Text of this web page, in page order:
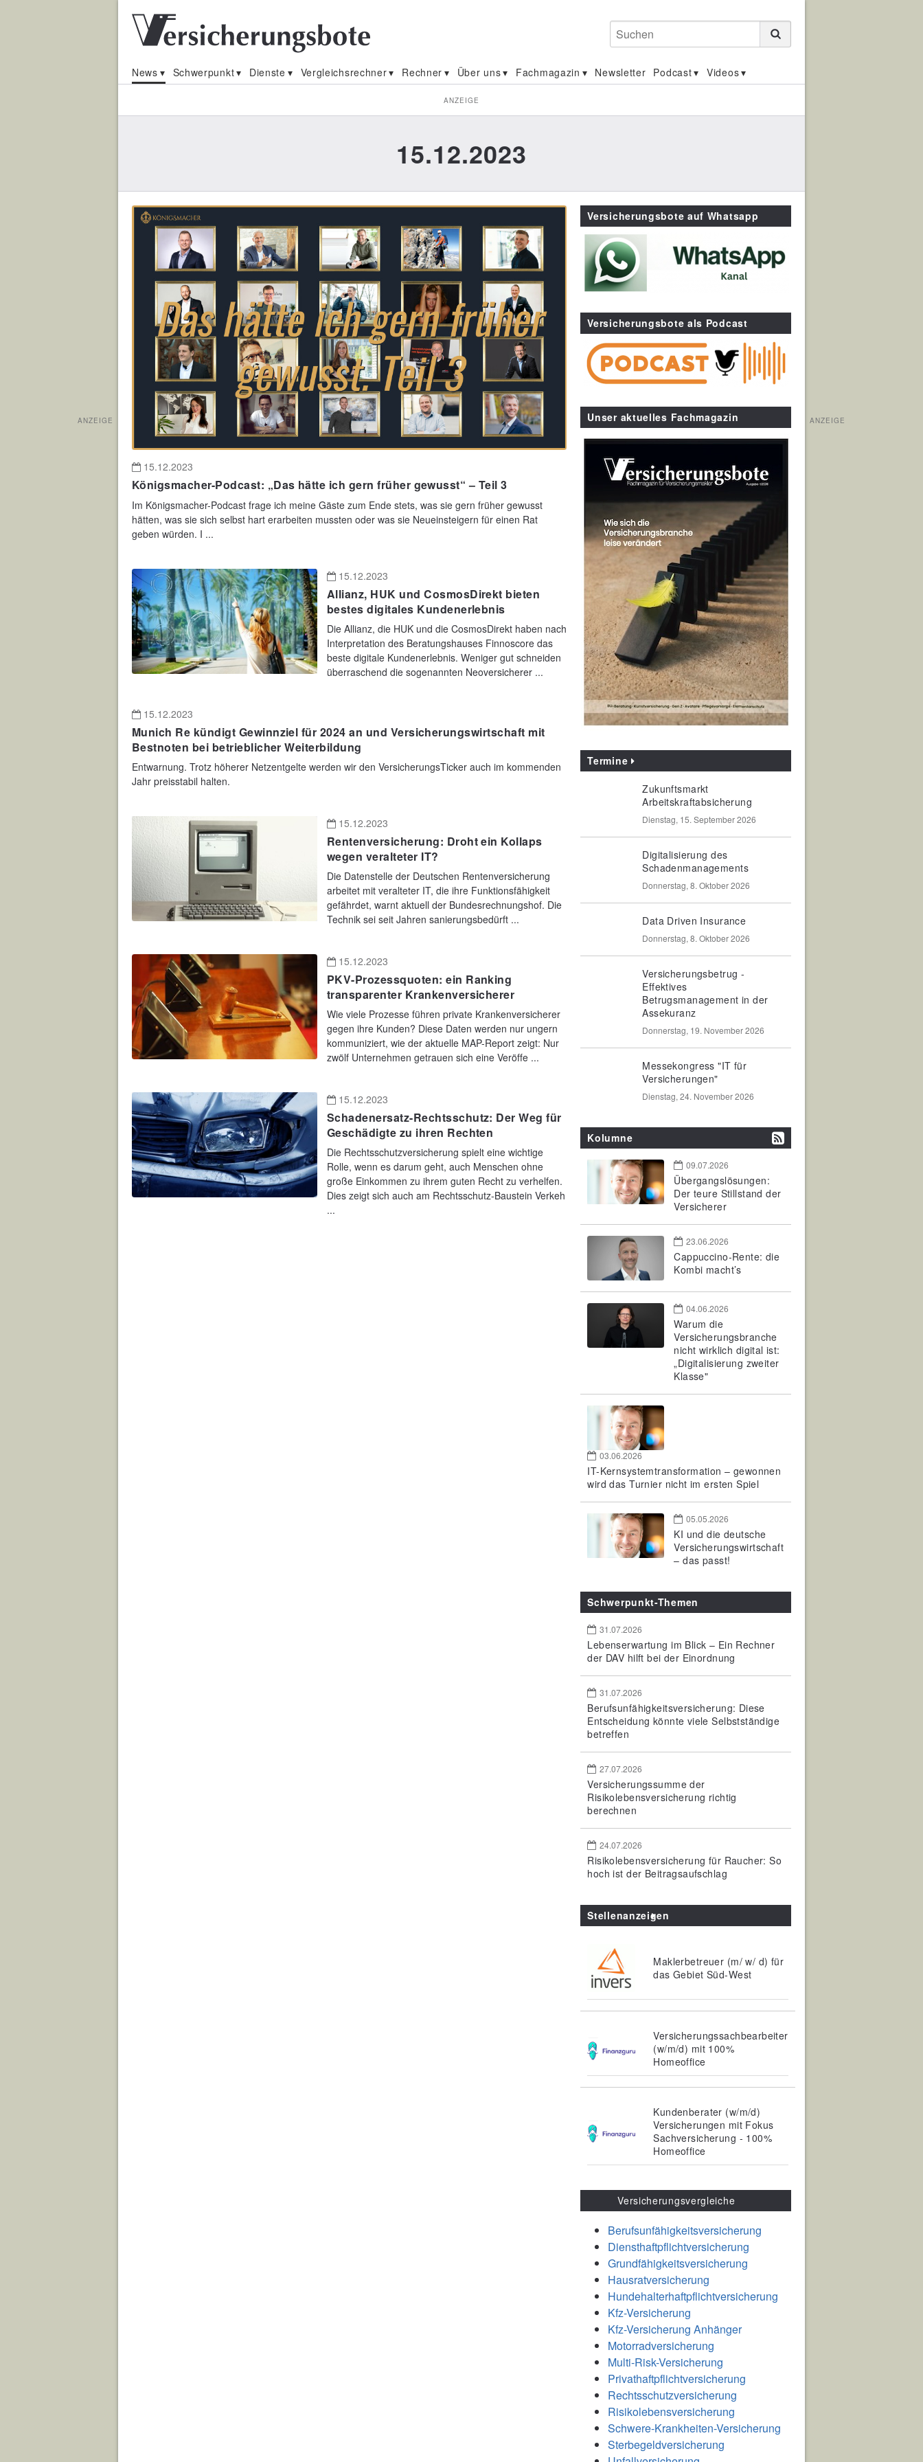
Suchen
News Schwerpunkt Dienste Vergleichsrechner Rechner Über uns Fachmagazin Newsletter Podcast Videos
ANZEIGE
15.12.2023
15.12.2023
Königsmacher-Podcast: „Das hätte ich gern früher gewusst“ – Teil 3
Im Königsmacher-Podcast frage ich meine Gäste zum Ende stets, was sie gern früher gewusst
hätten, was sie sich selbst hart erarbeiten mussten oder was sie Neueinsteigern für einen Rat
geben würden. I ...
15.12.2023
Allianz, HUK und CosmosDirekt bieten
bestes digitales Kundenerlebnis
Die Allianz, die HUK und die CosmosDirekt haben nach
Interpretation des Beratungshauses Finnoscore das
beste digitale Kundenerlebnis. Weniger gut schneiden
überraschend die sogenannten Neoversicherer ...
15.12.2023
Munich Re kündigt Gewinnziel für 2024 an und Versicherungswirtschaft mit
Bestnoten bei betrieblicher Weiterbildung
Entwarnung. Trotz höherer Netzentgelte werden wir den VersicherungsTicker auch im kommenden
Jahr preisstabil halten.
15.12.2023
Rentenversicherung: Droht ein Kollaps
wegen veralteter IT?
Die Datenstelle der Deutschen Rentenversicherung
arbeitet mit veralteter IT, die ihre Funktionsfähigkeit
gefährdet, warnt aktuell der Bundesrechnungshof. Die
Technik sei seit Jahren sanierungsbedürft ...
15.12.2023
PKV-Prozessquoten: ein Ranking
transparenter Krankenversicherer
Wie viele Prozesse führen private Krankenversicherer
gegen ihre Kunden? Diese Daten werden nur ungern
kommuniziert, wie der aktuelle MAP-Report zeigt: Nur
zwölf Unternehmen getrauen sich eine Veröffe ...
15.12.2023
Schadenersatz-Rechtsschutz: Der Weg für
Geschädigte zu ihren Rechten
Die Rechtsschutzversicherung spielt eine wichtige
Rolle, wenn es darum geht, auch Menschen ohne
große Einkommen zu ihrem guten Recht zu verhelfen.
Dies zeigt sich auch am Rechtsschutz-Baustein Verkeh
...
Versicherungsbote auf Whatsapp
Versicherungsbote als Podcast
Unser aktuelles Fachmagazin
Termine
Zukunftsmarkt
Arbeitskraftabsicherung
Dienstag, 15. September 2026
Digitalisierung des
Schadenmanagements
Donnerstag, 8. Oktober 2026
Data Driven Insurance
Donnerstag, 8. Oktober 2026
Versicherungsbetrug -
Effektives
Betrugsmanagement in der
Assekuranz
Donnerstag, 19. November 2026
Messekongress "IT für
Versicherungen"
Dienstag, 24. November 2026
Kolumne
09.07.2026
Übergangslösungen:
Der teure Stillstand der
Versicherer
23.06.2026
Cappuccino-Rente: die
Kombi macht’s
04.06.2026
Warum die
Versicherungsbranche
nicht wirklich digital ist:
„Digitalisierung zweiter
Klasse"
03.06.2026
IT-Kernsystemtransformation – gewonnen
wird das Turnier nicht im ersten Spiel
05.05.2026
KI und die deutsche
Versicherungswirtschaft
– das passt!
Schwerpunkt-Themen
31.07.2026
Lebenserwartung im Blick – Ein Rechner
der DAV hilft bei der Einordnung
31.07.2026
Berufsunfähigkeitsversicherung: Diese
Entscheidung könnte viele Selbstständige
betreffen
27.07.2026
Versicherungssumme der
Risikolebensversicherung richtig
berechnen
24.07.2026
Risikolebensversicherung für Raucher: So
hoch ist der Beitragsaufschlag
Stellenanzeigen
Maklerbetreuer (m/ w/ d) für
das Gebiet Süd-West
Versicherungssachbearbeiter
(w/m/d) mit 100%
Homeoffice
Kundenberater (w/m/d)
Versicherungen mit Fokus
Sachversicherung - 100%
Homeoffice
Versicherungsvergleiche
Berufsunfähigkeitsversicherung
Diensthaftpflichtversicherung
Grundfähigkeitsversicherung
Hausratversicherung
Hundehalterhaftpflichtversicherung
Kfz-Versicherung
Kfz-Versicherung Anhänger
Motorradversicherung
Multi-Risk-Versicherung
Privathaftpflichtversicherung
Rechtsschutzversicherung
Risikolebensversicherung
Schwere-Krankheiten-Versicherung
Sterbegeldversicherung
ANZEIGE ANZEIGE